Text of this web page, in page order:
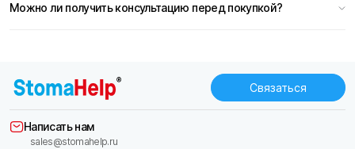
Можно ли получить консультацию перед покупкой?
Связаться
Написать нам
sales@stomahelp.ru